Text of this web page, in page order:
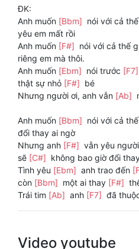
ĐK:
Anh muốn [Bbm] nói với cả
yêu em mất rồi
Anh muốn [F#] nói với cả thế
riêng em mà thôi.
Anh muốn [Ebm] nói trước [F7]
thật sự nhỏ [F#] bé
Nhưng người ơi, anh vẫn [Ab]
Anh muốn [Bbm] nói với cả
đổi thay ai ngờ
Nhưng anh [F#] vẫn yêu
sẽ [C#] không bao giờ đổi
Tình yêu [Ebm] anh trao đến
còn [Bbm] một ai thay [F#]
Trái tim [Ab] anh [F7] đã
Video youtube